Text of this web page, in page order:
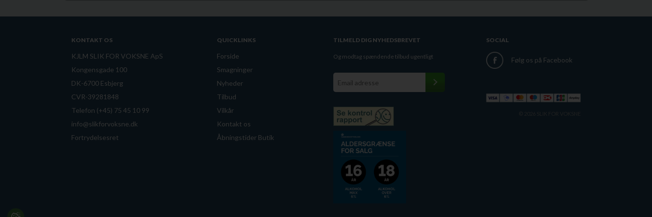
QUICKLINKS
Forside
Smagninger
Nyheder
Tilbud
Vilkår
Kontakt os
Åbningstider Butik
KONTAKT OS
KJLM SLIK FOR VOKSNE ApS
Kongensgade 100
DK-6700 Esbjerg
CVR-39281848
Telefon (+45) 75 45 10 99
info@slikforvoksne.dk
Fortrydelsesret
TILMELD DIG NYHEDSBREVET
Og modtag spændende tilbud ugentligt
SOCIAL
Følg os på Facebook